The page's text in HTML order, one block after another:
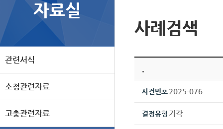
자료실
관련서식
소청관련자료
고충관련자료
사례검색
.
사건번호 2025-076
결정유형 기각